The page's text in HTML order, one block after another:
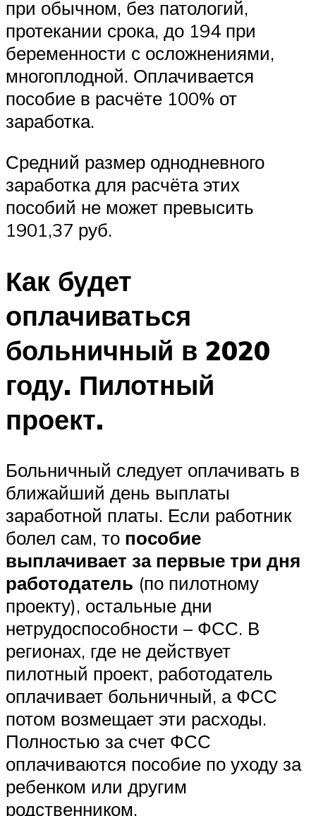
при обычном, без патологий,
протекании срока, до 194 при
беременности с осложнениями,
многоплодной. Оплачивается
пособие в расчёте 100% от
заработка.
Средний размер однодневного
заработка для расчёта этих
пособий не может превысить
1901,37 руб.
Как будет
оплачиваться
больничный в 2020
году. Пилотный
проект.
Больничный следует оплачивать в
ближайший день выплаты
заработной платы. Если работник
болел сам, то пособие
выплачивает за первые три дня
работодатель (по пилотному
проекту), остальные дни
нетрудоспособности – ФСС. В
регионах, где не действует
пилотный проект, работодатель
оплачивает больничный, а ФСС
потом возмещает эти расходы.
Полностью за счет ФСС
оплачиваются пособие по уходу за
ребенком или другим
родственником.